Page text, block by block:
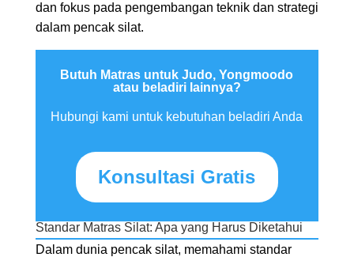
dan fokus pada pengembangan teknik dan strategi
dalam pencak silat.
Butuh Matras untuk Judo, Yongmoodo
atau beladiri lainnya?
Hubungi kami untuk kebutuhan beladiri Anda
Konsultasi Gratis
Standar Matras Silat: Apa yang Harus Diketahui
Dalam dunia pencak silat, memahami standar